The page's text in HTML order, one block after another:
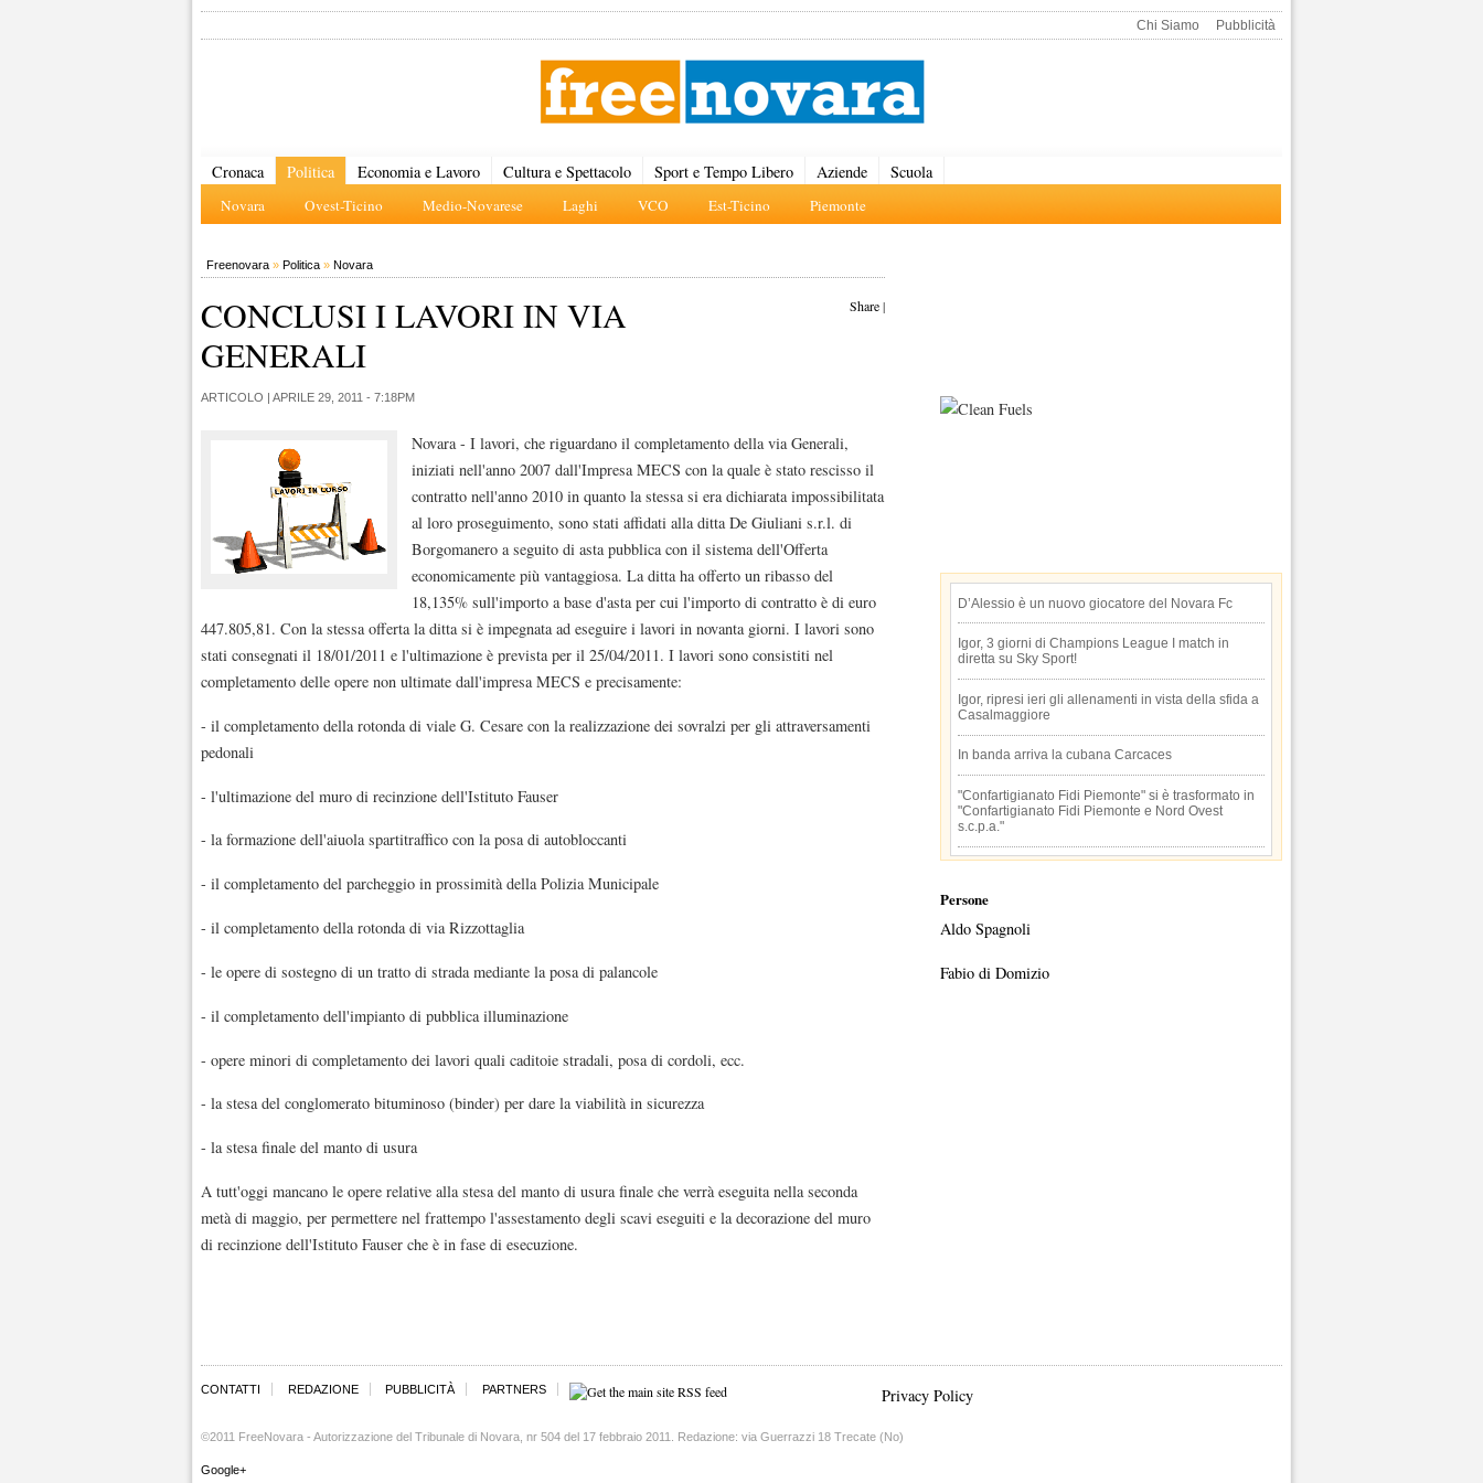
Chi Siamo Pubblicità
Cronaca Politica
Novara Ovest-Ticino Medio-Novarese Laghi VCO Est-Ticino Piemonte
Economia e Lavoro Cultura e Spettacolo Sport e Tempo Libero Aziende Scuola
Freenovara » Politica » Novara
Share|
CONCLUSI I LAVORI IN VIA
GENERALI
ARTICOLO | APRILE 29, 2011 - 7:18PM
Novara - I lavori, che riguardano il completamento della via Generali,
iniziati nell'anno 2007 dall'Impresa MECS con la quale è stato rescisso il
contratto nell'anno 2010 in quanto la stessa si era dichiarata impossibilitata
al loro proseguimento, sono stati affidati alla ditta De Giuliani s.r.l. di
Borgomanero a seguito di asta pubblica con il sistema dell'Offerta
economicamente più vantaggiosa. La ditta ha offerto un ribasso del
18,135% sull'importo a base d'asta per cui l'importo di contratto è di euro
447.805,81. Con la stessa offerta la ditta si è impegnata ad eseguire i lavori in novanta giorni. I lavori sono
stati consegnati il 18/01/2011 e l'ultimazione è prevista per il 25/04/2011. I lavori sono consistiti nel
completamento delle opere non ultimate dall'impresa MECS e precisamente:
- il completamento della rotonda di viale G. Cesare con la realizzazione dei sovralzi per gli attraversamenti
pedonali
- l'ultimazione del muro di recinzione dell'Istituto Fauser
- la formazione dell'aiuola spartitraffico con la posa di autobloccanti
- il completamento del parcheggio in prossimità della Polizia Municipale
- il completamento della rotonda di via Rizzottaglia
- le opere di sostegno di un tratto di strada mediante la posa di palancole
- il completamento dell'impianto di pubblica illuminazione
- opere minori di completamento dei lavori quali caditoie stradali, posa di cordoli, ecc.
- la stesa del conglomerato bituminoso (binder) per dare la viabilità in sicurezza
- la stesa finale del manto di usura
A tutt'oggi mancano le opere relative alla stesa del manto di usura finale che verrà eseguita nella seconda
metà di maggio, per permettere nel frattempo l'assestamento degli scavi eseguiti e la decorazione del muro
di recinzione dell'Istituto Fauser che è in fase di esecuzione.
D’Alessio è un nuovo giocatore del Novara Fc
Igor, 3 giorni di Champions League I match in
diretta su Sky Sport!
Igor, ripresi ieri gli allenamenti in vista della sfida a
Casalmaggiore
In banda arriva la cubana Carcaces
"Confartigianato Fidi Piemonte" si è trasformato in
"Confartigianato Fidi Piemonte e Nord Ovest
s.c.p.a."
Persone
Aldo Spagnoli
Fabio di Domizio
Privacy Policy
CONTATTI REDAZIONE PUBBLICITÀ PARTNERS
©2011 FreeNovara - Autorizzazione del Tribunale di Novara, nr 504 del 17 febbraio 2011. Redazione: via Guerrazzi 18 Trecate (No)
Google+